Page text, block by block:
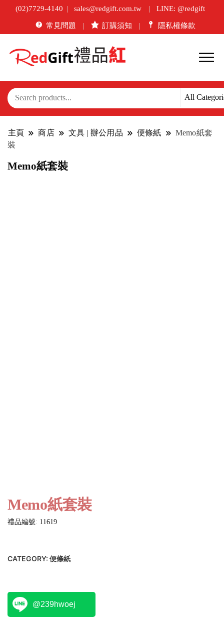
(02)7729-4140 sales@redgift.com.tw LINE: @redgift
常見問題 訂購須知 隱私權條款
主頁 商店 文具 | 辦公用品 便條紙
Memo紙套
裝
Memo紙套裝
Memo紙套裝
禮品編號: 11619
CATEGORY: 便條紙
@239hwoej